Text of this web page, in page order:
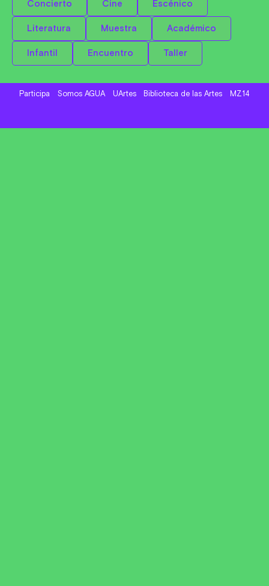
Concierto Cine Escénico
Literatura Muestra Académico
Infantil Encuentro Taller
Participa Somos AGUA UArtes Biblioteca de las Artes MZ14